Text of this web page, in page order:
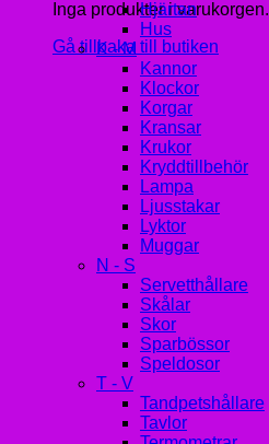
Inga produkter i varukorgen.
Gå tillbaka till butiken
Hjärtan
Hus
K - M
Kannor
Klockor
Korgar
Kransar
Krukor
Kryddtillbehör
Lampa
Ljusstakar
Lyktor
Muggar
N - S
Servetthållare
Skålar
Skor
Sparbössor
Speldosor
T - V
Tandpetshållare
Tavlor